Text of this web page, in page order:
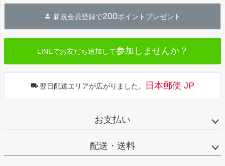
へ
新規会員登録で200ポイントプレゼント
LINEでお友だち追加して参加しませんか？
翌日配送エリアが広がりました。 日本郵便 JP
お支払い
配送・送料